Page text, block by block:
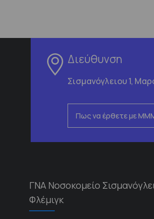
Διεύθυνση
Σισμανόγλειου 1,
Πως να έρθετε με
ΓΝΑ Νοσοκομείο
Φλέμιγκ